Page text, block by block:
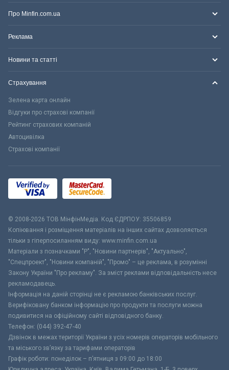
Про Minfin.com.ua
Реклама
Новини та статті
Страхування
Зелена карта онлайн
Відгуки про страхові компанії
Рейтинг страхових компаній
Автоцивілка
Страхові компанії
© 2008-2026 ТОВ МiнфiнМедiа. Код ЄДРПОУ: 35506859
Копіювання і розміщення матеріалів на інших сайтах дозволяється
тільки з гіперпосиланням виду: www.minfin.com.ua
Матеріали з позначками "Р", "Новини партнерів", "Актуально",
"Спецпроект", "Новини компаній", "Промо" – це реклама, в розумінні
Закону України "Про рекламу". За зміст реклами відповідальність несе
рекламодавець.
Інформація на даній сторінці не є рекламою банківських послуг.
Верифіковану банком інформацію про продукти та послуги можна
подивитися на офіційному сайті відповідного банку.
Телефон: (044) 392-47-40
Дзвінок в межах території України з усіх номерів операторів мобільного
та міського зв’язку за тарифами операторів
Графік роботи: понеділок – п’ятниця з 09:00 до 18:00